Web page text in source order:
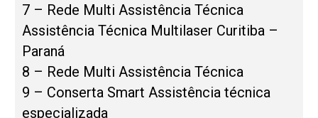
7 – Rede Multi Assistência Técnica
Assistência Técnica Multilaser Curitiba –
Paraná
8 – Rede Multi Assistência Técnica
9 – Conserta Smart Assistência técnica
especializada